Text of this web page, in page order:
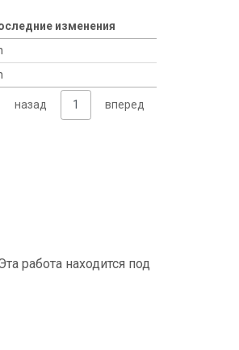
изменения
назад 1 вперед
работа находится под